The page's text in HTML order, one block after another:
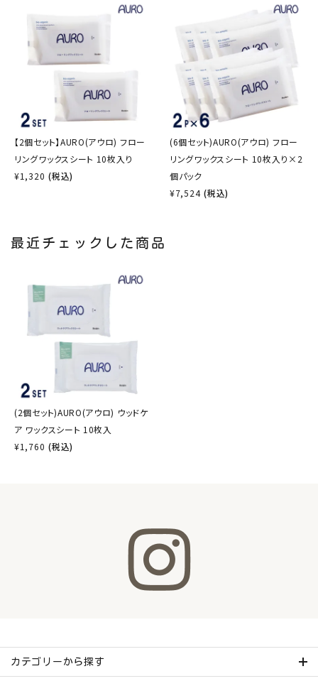
【2個セット】AURO(アウロ) フロー
リングワックスシート 10枚入り
¥1,320 (税込)
(6個セット)AURO(アウロ) フロー
リングワックスシート 10枚入り×2
個パック
¥7,524 (税込)
最近チェックした商品
(2個セット)AURO(アウロ) ウッドケ
ア ワックスシート 10枚入
¥1,760 (税込)
カテゴリーから探す